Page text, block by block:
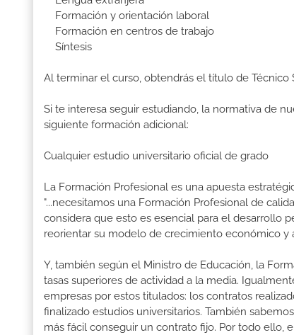
Formación y orientación laboral
Formación en centros de trabajo
Síntesis
Al terminar el curso, obtendrás el título de
Si te interesa seguir estudiando, la normativa de
siguiente formación adicional:
Cualquier estudio universitario oficial de grado
La Formación Profesional es una apuesta
"...necesitamos una Formación Profesional de
considera que esto es esencial para el desarrollo
reorientar su modelo de crecimiento económico y
Y, también según el Ministro de Educación, la
tasas superiores de actividad a la media.
empresas por estos titulados: los contratos
finalizado estudios universitarios. También
más fácil conseguir un contrato fijo. Por todo ello,